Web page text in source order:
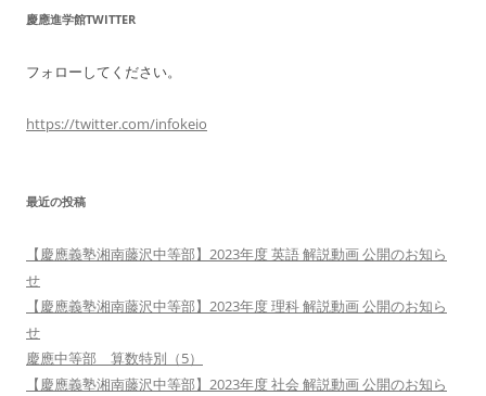
慶應進学館TWITTER
フォローしてください。
https://twitter.com/infokeio
最近の投稿
【慶應義塾湘南藤沢中等部】2023年度 英語 解説動画 公開のお知ら
せ
【慶應義塾湘南藤沢中等部】2023年度 理科 解説動画 公開のお知ら
せ
慶應中等部 算数特別（5）
【慶應義塾湘南藤沢中等部】2023年度 社会 解説動画 公開のお知ら